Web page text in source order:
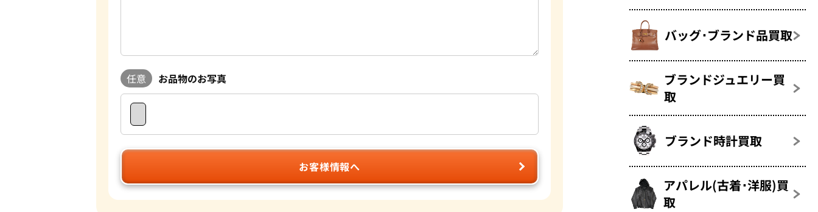
任意 お品物のお写真
お客様情報へ
バッグ･ブランド品買取
ブランドジュエリー買
取
ブランド時計買取
アパレル(古着･洋服)買
取